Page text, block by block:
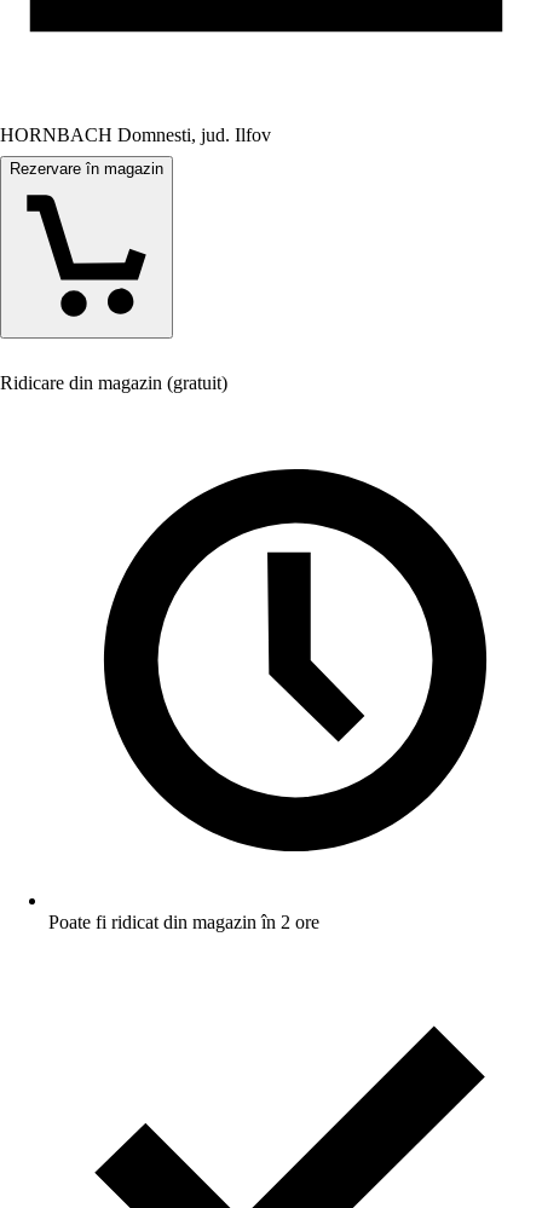
HORNBACH Domnesti, jud. Ilfov
Rezervare în magazin
Ridicare din magazin (gratuit)
Poate fi ridicat din magazin în 2 ore